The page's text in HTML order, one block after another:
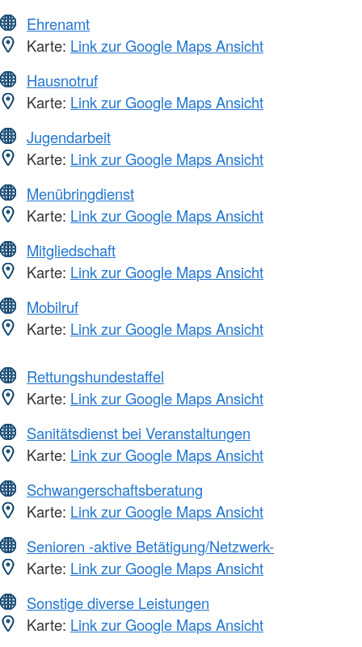
Ehrenamt
Karte: Link zur Google Maps Ansicht
Hausnotruf
Karte: Link zur Google Maps Ansicht
Jugendarbeit
Karte: Link zur Google Maps Ansicht
Menübringdienst
Karte: Link zur Google Maps Ansicht
Mitgliedschaft
Karte: Link zur Google Maps Ansicht
Mobilruf
Karte: Link zur Google Maps Ansicht
Rettungshundestaffel
Karte: Link zur Google Maps Ansicht
Sanitätsdienst bei Veranstaltungen
Karte: Link zur Google Maps Ansicht
Schwangerschaftsberatung
Karte: Link zur Google Maps Ansicht
Senioren -aktive Betätigung/Netzwerk-
Karte: Link zur Google Maps Ansicht
Sonstige diverse Leistungen
Karte: Link zur Google Maps Ansicht